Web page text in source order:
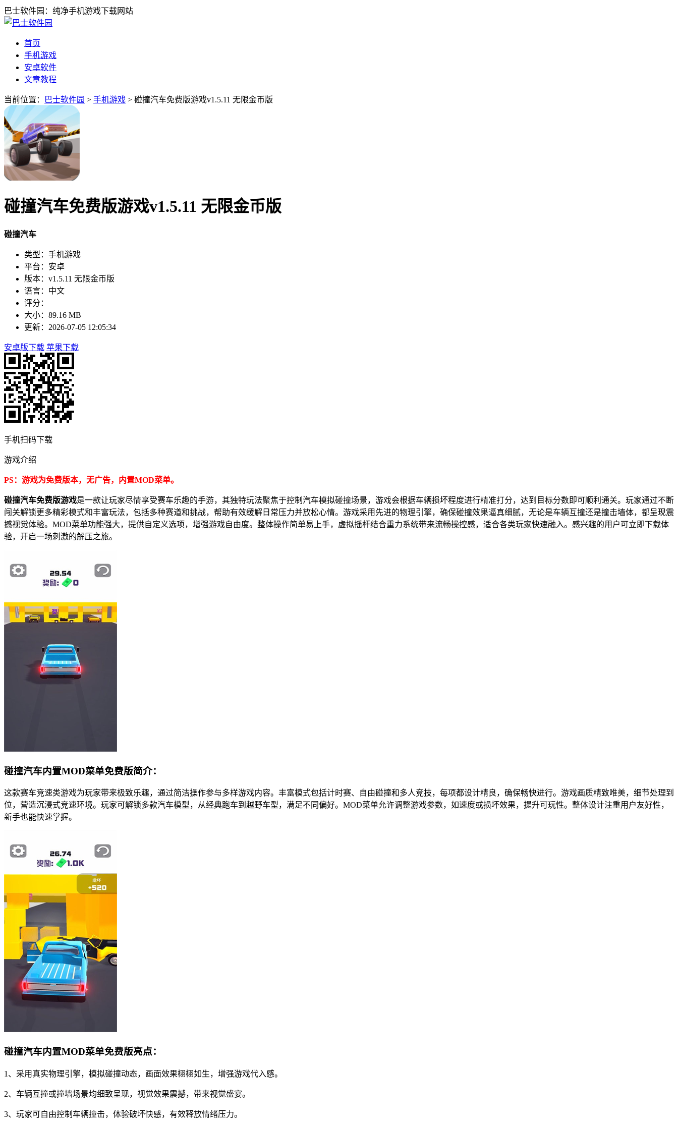
巴士软件园：纯净手机游戏下载网站
首页
手机游戏
安卓软件
文章教程
当前位置： 巴士软件园 > 手机游戏 > 碰撞汽车免费版游戏v1.5.11 无限金币版
碰撞汽车免费版游戏v1.5.11 无限金币版
碰撞汽车
类型：手机游戏
平台：安卓
版本：v1.5.11 无限金币版
语言：中文
评分：
大小：89.16 MB
更新：2026-07-05 12:05:34
安卓版下载 苹果下载
手机扫码下载
游戏介绍
PS：游戏为免费版本，无广告，内置MOD菜单。
碰撞汽车免费版游戏是一款让玩家尽情享受赛车乐趣的手游，其独特玩法聚焦于控制汽车模拟碰撞场景，游戏会根据车辆损坏程度进行精准打分，达到目标分数即可顺利通关。玩家通过不断
闯关解锁更多精彩模式和丰富玩法，包括多种赛道和挑战，帮助有效缓解日常压力并放松心情。游戏采用先进的物理引擎，确保碰撞效果逼真细腻，无论是车辆互撞还是撞击墙体，都呈现震
撼视觉体验。MOD菜单功能强大，提供自定义选项，增强游戏自由度。整体操作简单易上手，虚拟摇杆结合重力系统带来流畅操控感，适合各类玩家快速融入。感兴趣的用户可立即下载体
验，开启一场刺激的解压之旅。
碰撞汽车内置MOD菜单免费版简介：
这款赛车竞速类游戏为玩家带来极致乐趣，通过简洁操作参与多样游戏内容。丰富模式包括计时赛、自由碰撞和多人竞技，每项都设计精良，确保畅快进行。游戏画质精致唯美，细节处理到
位，营造沉浸式竞速环境。玩家可解锁多款汽车模型，从经典跑车到越野车型，满足不同偏好。MOD菜单允许调整游戏参数，如速度或损坏效果，提升可玩性。整体设计注重用户友好性，
新手也能快速掌握。
碰撞汽车内置MOD菜单免费版亮点：
1、采用真实物理引擎，模拟碰撞动态，画面效果栩栩如生，增强游戏代入感。
2、车辆互撞或撞墙场景均细致呈现，视觉效果震撼，带来视觉盛宴。
3、玩家可自由控制车辆撞击，体验破坏快感，有效释放情绪压力。